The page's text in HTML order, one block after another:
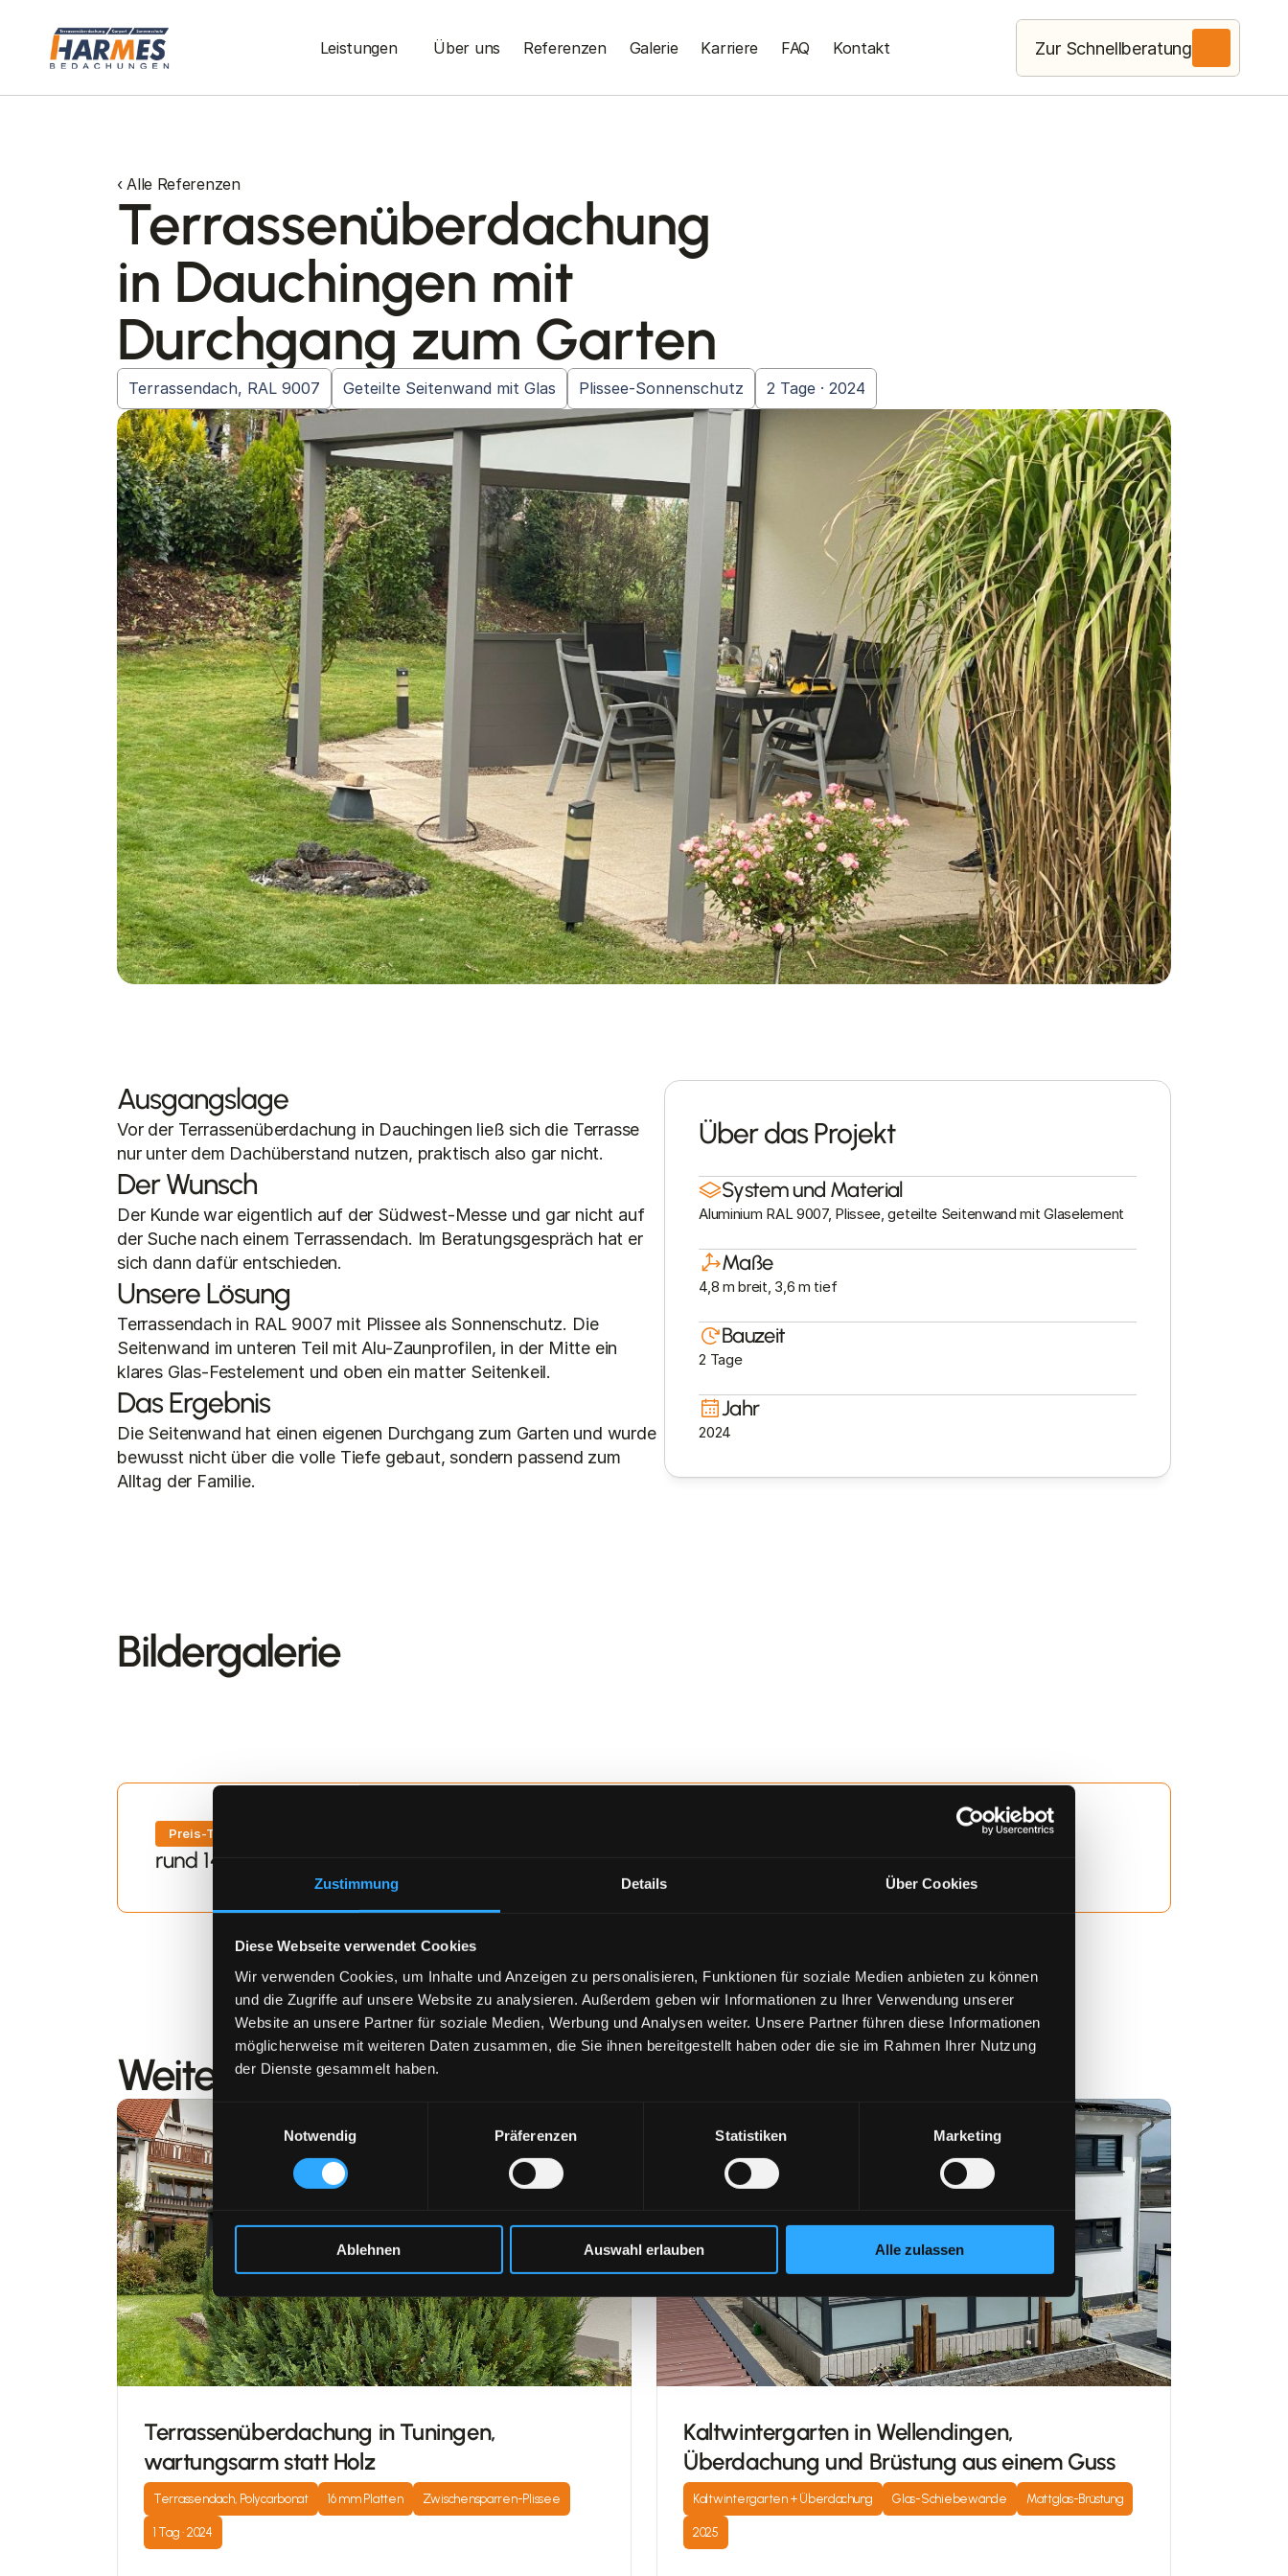
Zustimmung Details Über Cookies
Diese Webseite verwendet Cookies
Wir verwenden Cookies, um Inhalte und Anzeigen zu personalisieren, Funktionen für soziale Medien anbieten zu können
und die Zugriffe auf unsere Website zu analysieren. Außerdem geben wir Informationen zu Ihrer Verwendung unserer
Website an unsere Partner für soziale Medien, Werbung und Analysen weiter. Unsere Partner führen diese Informationen
möglicherweise mit weiteren Daten zusammen, die Sie ihnen bereitgestellt haben oder die sie im Rahmen Ihrer Nutzung
der Dienste gesammelt haben.
Notwendig
Präferenzen Statistiken Marketing
Ablehnen Auswahl erlauben Alle zulassen
‹ Alle Referenzen
Terrassenüberdachung
in Dauchingen mit
Durchgang zum Garten
Terrassendach, RAL 9007 Geteilte Seitenwand mit Glas Plissee-Sonnenschutz 2 Tage · 2024
Ausgangslage
Vor der Terrassenüberdachung in Dauchingen ließ sich die Terrasse
nur unter dem Dachüberstand nutzen, praktisch also gar nicht.
Der Wunsch
Der Kunde war eigentlich auf der Südwest-Messe und gar nicht auf
der Suche nach einem Terrassendach. Im Beratungsgespräch hat er
sich dann dafür entschieden.
Unsere Lösung
Terrassendach in RAL 9007 mit Plissee als Sonnenschutz. Die
Seitenwand im unteren Teil mit Alu-Zaunprofilen, in der Mitte ein
klares Glas-Festelement und oben ein matter Seitenkeil.
Das Ergebnis
Die Seitenwand hat einen eigenen Durchgang zum Garten und wurde
bewusst nicht über die volle Tiefe gebaut, sondern passend zum
Alltag der Familie.
Über das Projekt
System und Material
Aluminium RAL 9007, Plissee, geteilte Seitenwand mit Glaselement
Maße
4,8 m breit, 3,6 m tief
Bauzeit
2 Tage
Jahr
2024
Bildergalerie
Preis-Transparenz
rund 14.000 Euro, Festpreis nach Aufmaß
Weitere Projekte aus der Region
Terrassenüberdachung in Tuningen,
wartungsarm statt Holz
Terrassendach, Polycarbonat 16 mm Platten Zwischensparren-Plissee
1 Tag · 2024
Kaltwintergarten in Wellendingen,
Überdachung und Brüstung aus einem Guss
Kaltwintergarten + Überdachung Glas-Schiebewände Mattglas-Brüstung
2025
Leistungen Über uns Referenzen Galerie Karriere FAQ Kontakt Zur Schnellberatung